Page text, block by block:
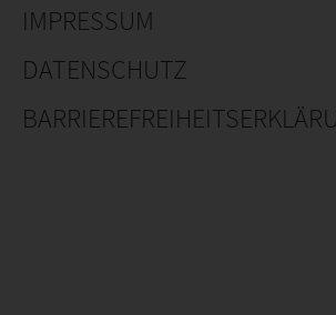
IMPRESSUM
DATENSCHUTZ